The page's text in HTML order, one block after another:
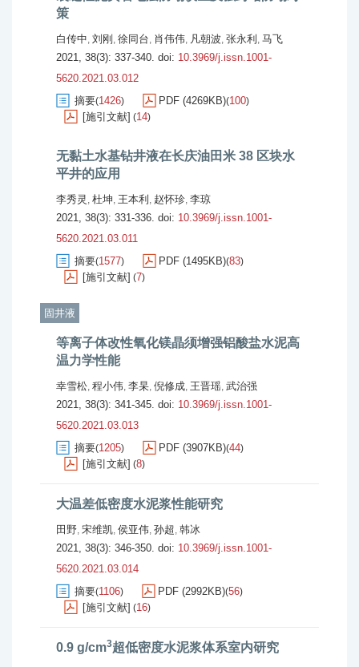
策
白传中, 刘刚 , 徐同台, 肖伟伟, 凡朝波, 张永利 , 马飞
2021, 38(3): 337-340. doi: 10.3969/j.issn.1001-
5620.2021.03.012
摘要(1426) PDF (4269KB)(100)
[施引文献] (14)
无黏土水基钻井液在长庆油田米 38 区块水
平井的应用
李秀灵 , 杜坤, 王本利 , 赵怀珍, 李琼
2021, 38(3): 331-336. doi: 10.3969/j.issn.1001-
5620.2021.03.011
摘要(1577) PDF (1495KB)(83)
[施引文献] (7)
固井液
等离子体改性氧化镁晶须增强铝酸盐水泥高
温力学性能
幸雪松, 程小伟, 李杲, 倪修成, 王晋瑶, 武治强
2021, 38(3): 341-345. doi: 10.3969/j.issn.1001-
5620.2021.03.013
摘要(1205) PDF (3907KB)(44)
[施引文献] (8)
大温差低密度水泥浆性能研究
田野, 宋维凯, 侯亚伟, 孙超, 韩冰
2021, 38(3): 346-350. doi: 10.3969/j.issn.1001-
5620.2021.03.014
摘要(1106) PDF (2992KB)(56)
[施引文献] (16)
0.9 g/cm3超低密度水泥浆体系室内研究